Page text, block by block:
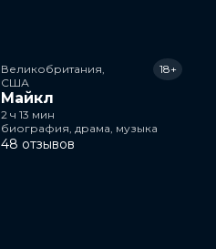
Великобритания,
США
Майкл
18+
2 ч 13 мин
биография, драма, музыка
48 отзывов